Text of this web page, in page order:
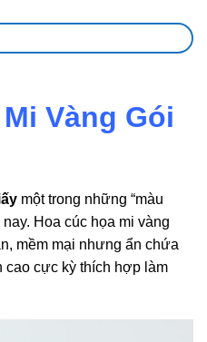
Vàng Gói
một trong những “màu
Hoa cúc họa mi vàng
mềm mại nhưng ẩn chứa
cao cực kỳ thích hợp làm